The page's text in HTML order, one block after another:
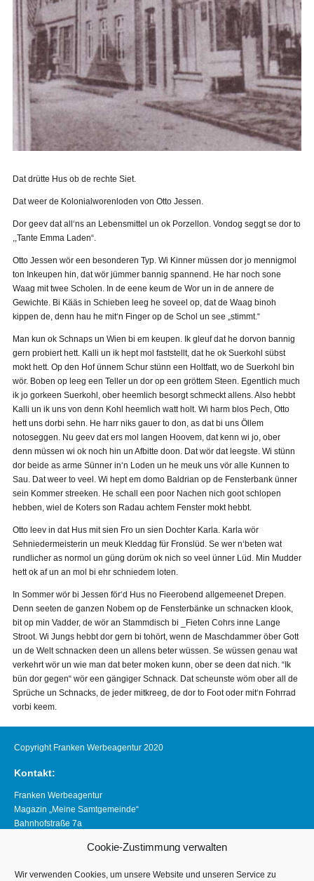
Cookie-Zustimmung verwalten
Wir verwenden Cookies, um unsere Website und unseren Service zu
Dat drütte Hus ob de rechte Siet.
Dat weer de Kolonialworenloden von Otto Jessen.
Dor geev dat all‘ns an Lebensmittel un ok Porzellon. Vondog seggt se dor to
,,Tante Emma Laden“.
Otto Jessen wör een besonderen Typ. Wi Kinner müssen dor jo mennigmol
ton Inkeupen hin, dat wör jümmer bannig spannend. He har noch sone
Waag mit twee Scholen. In de eene keum de Wor un in de annere de
Gewichte. Bi Kääs in Schieben leeg he soveel op, dat de Waag binoh
kippen de, denn hau he mit‘n Finger op de Schol un see „stimmt.“
Man kun ok Schnaps un Wien bi em keupen. Ik gleuf dat he dorvon bannig
gern probiert hett. Kalli un ik hept mol faststellt, dat he ok Suerkohl sübst
mokt hett. Op den Hof ünnem Schur stünn een Holtfatt, wo de Suerkohl bin
wör. Boben op leeg een Teller un dor op een gröttem Steen. Egentlich much
ik jo gorkeen Suerkohl, ober heemlich besorgt schmeckt allens. Also hebbt
Kalli un ik uns von denn Kohl heemlich watt holt. Wi harm blos Pech, Otto
hett uns dorbi sehn. He harr niks gauer to don, as dat bi uns Öllem
notoseggen. Nu geev dat ers mol langen Hoovem, dat kenn wi jo, ober
denn müssen wi ok noch hin un Afbitte doon. Dat wör dat leegste. Wi stünn
dor beide as arme Sünner in‘n Loden un he meuk uns vör alle Kunnen to
Sau. Dat weer to veel. Wi hept em domo Baldrian op de Fensterbank ünner
sein Kommer streeken. He schall een poor Nachen nich goot schlopen
hebben, wiel de Koters son Radau achtem Fenster mokt hebbt.
Otto leev in dat Hus mit sien Fro un sien Dochter Karla. Karla wör
Sehniedermeisterin un meuk Kleddag für Fronslüd. Se wer n‘beten wat
rundlicher as normol un güng dorüm ok nich so veel ünner Lüd. Min Mudder
hett ok af un an mol bi ehr schniedem loten.
In Sommer wör bi Jessen för‘d Hus no Fieerobend allgemeenet Drepen.
Denn seeten de ganzen Nobem op de Fensterbänke un schnacken klook,
bit op min Vadder, de wör an Stammdisch bi _Fieten Cohrs inne Lange
Stroot. Wi Jungs hebbt dor gern bi tohört, wenn de Maschdammer öber Gott
un de Welt schnacken deen un allens beter wüssen. Se wüssen genau wat
verkehrt wör un wie man dat beter moken kunn, ober se deen dat nich. “Ik
bün dor gegen“ wör een gängiger Schnack. Dat scheunste wöm ober all de
Sprüche un Schnacks, de jeder mitkreeg, de dor to Foot oder mit‘n Fohrrad
vorbi keem.
Copyright Franken Werbeagentur 2020
Kontakt:
Franken Werbeagentur
Magazin „Meine Samtgemeinde“
Bahnhofstraße 7a
Telefon 04163 8390281